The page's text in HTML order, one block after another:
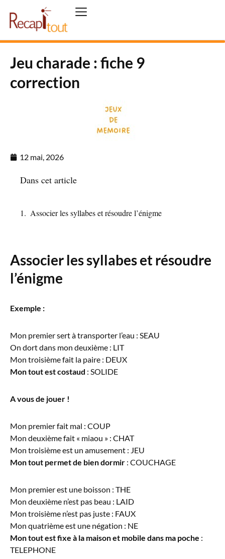
Jeu charade : fiche 9
correction
12 mai, 2026
Dans cet article
Associer les syllabes et résoudre l’énigme
Associer les syllabes et résoudre
l’énigme
Exemple :
Mon premier sert à transporter l’eau : SEAU
On dort dans mon deuxième : LIT
Mon troisième fait la paire : DEUX
Mon tout est costaud : SOLIDE
A vous de jouer !
Mon premier fait mal : COUP
Mon deuxième fait « miaou » : CHAT
Mon troisième est un amusement : JEU
Mon tout permet de bien dormir : COUCHAGE
Mon premier est une boisson : THE
Mon deuxième n’est pas beau : LAID
Mon troisième n’est pas juste : FAUX
Mon quatrième est une négation : NE
Mon tout est fixe à la maison et mobile dans ma poche :
TELEPHONE